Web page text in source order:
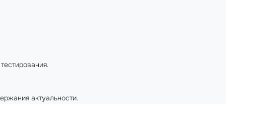
актуальности.